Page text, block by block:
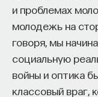
и проблемах
молодежь на
говоря, мы
социальную
войны и оптика
классовый враг,
Заметьте, совет
прошлого и
с
не
находятся вне